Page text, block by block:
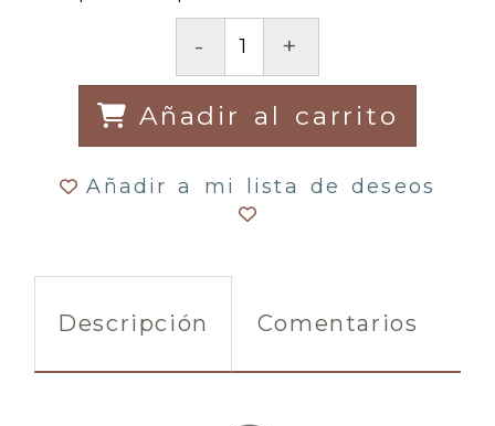
- +
Añadir al carrito
Añadir a mi lista de deseos
Descripción Comentarios